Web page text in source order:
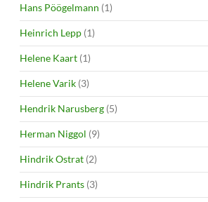
Hans Pöögelmann (1)
Heinrich Lepp (1)
Helene Kaart (1)
Helene Varik (3)
Hendrik Narusberg (5)
Herman Niggol (9)
Hindrik Ostrat (2)
Hindrik Prants (3)